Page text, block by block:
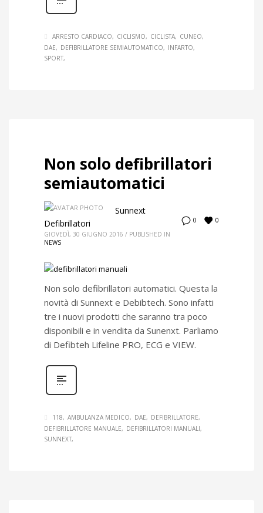
ARRESTO CARDIACO CICLISMO CICLISTA
CUNEO
DAE
DEFIBRILLATORE SEMIAUTOMATICO
INFARTO
SPORT
Non solo defibrillatori
semiautomatici
0 0
Sunnext
Defibrillatori
GIOVEDÌ, 30 GIUGNO 2016 / PUBLISHED IN
NEWS
Non solo defibrillatori automatici. Questa la
novità di Sunnext e Debibtech. Sono infatti
tre i nuovi prodotti che saranno tra poco
disponibili e in vendita da Sunenxt. Parliamo
di Defibteh Lifeline PRO, ECG e VIEW.
118 AMBULANZA MEDICO DAE
DEFIBRILLATORE
DEFIBRILLATORE MANUALE
DEFIBRILLATORI MANUALI
SUNNEXT